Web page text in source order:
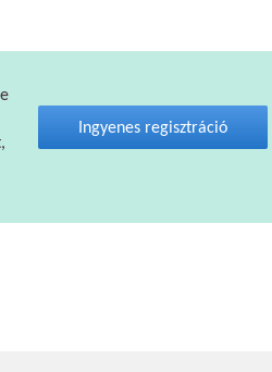
Ingyenes regisztráció